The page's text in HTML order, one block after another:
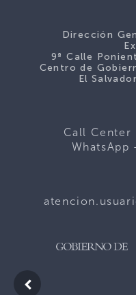
Dirección
9ª Calle
Centro de
El
Call Center